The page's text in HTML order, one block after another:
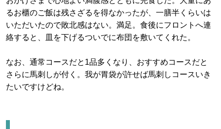
るお櫃のご飯は残さざるを得なかったが、一膳半くらいは
いただいたので敗北感はない。満足。食後にフロントへ連
絡すると、皿を下げるついでに布団を敷いてくれた。
なお、通常コースだと1品多くなり、おすすめコースだと
さらに馬刺しが付く。我が胃袋が許せば馬刺しコースいき
たいですけどね。